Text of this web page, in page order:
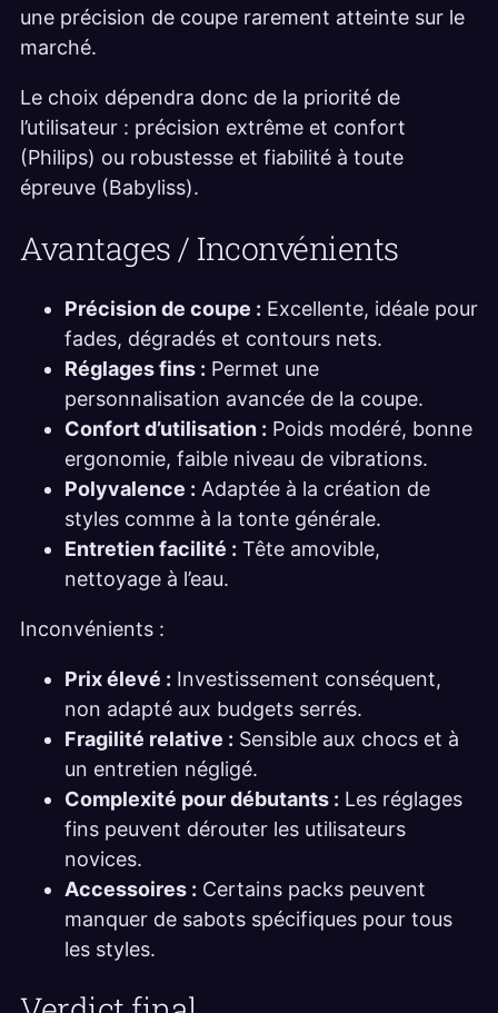
une précision de coupe rarement atteinte sur le
marché.
Le choix dépendra donc de la priorité de
l’utilisateur : précision extrême et confort
(Philips) ou robustesse et fiabilité à toute
épreuve (Babyliss).
Avantages / Inconvénients
Précision de coupe : Excellente, idéale pour
fades, dégradés et contours nets.
Réglages fins : Permet une
personnalisation avancée de la coupe.
Confort d’utilisation : Poids modéré, bonne
ergonomie, faible niveau de vibrations.
Polyvalence : Adaptée à la création de
styles comme à la tonte générale.
Entretien facilité : Tête amovible,
nettoyage à l’eau.
Inconvénients :
Prix élevé : Investissement conséquent,
non adapté aux budgets serrés.
Fragilité relative : Sensible aux chocs et à
un entretien négligé.
Complexité pour débutants : Les réglages
fins peuvent dérouter les utilisateurs
novices.
Accessoires : Certains packs peuvent
manquer de sabots spécifiques pour tous
les styles.